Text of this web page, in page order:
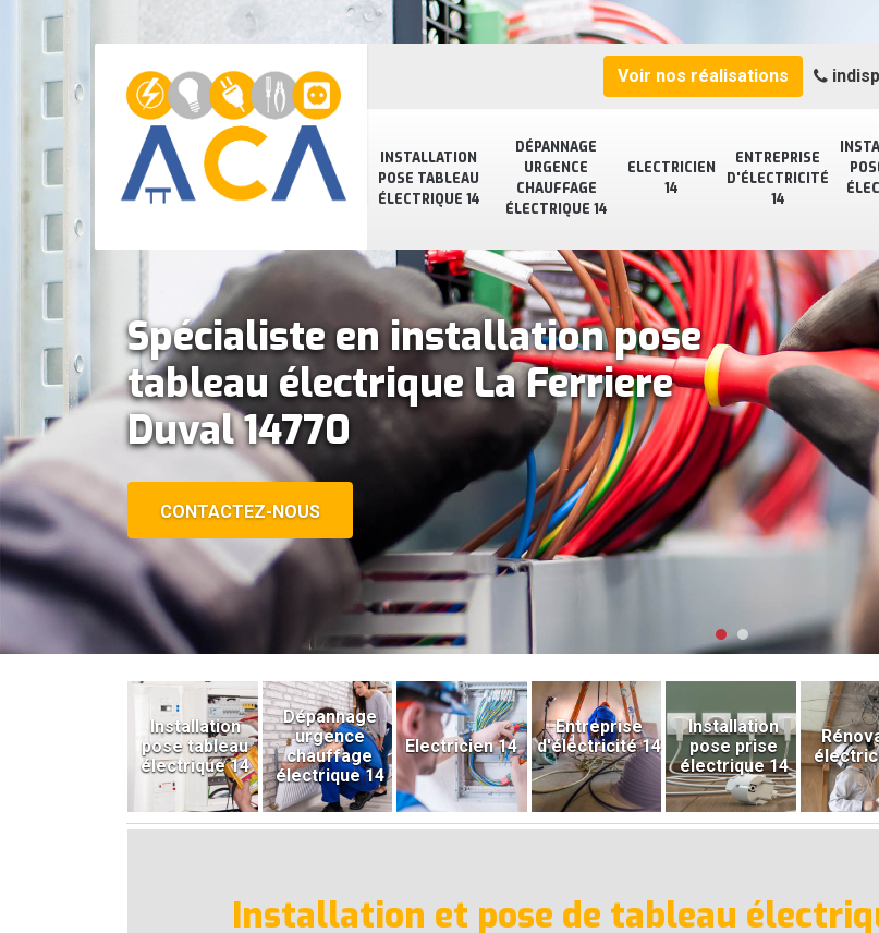
INSTALLATION
POSE TABLEAU
ÉLECTRIQUE 14
DÉPANNAGE
URGENCE
CHAUFFAGE
ÉLECTRIQUE 14
ELECTRICIEN
14
ENTREPRISE
D'ÉLECTRICITÉ
14
Voir nos réalisations
Spécialiste en installation pose
tableau électrique La Ferriere
Duval 14770
CONTACTEZ-NOUS
Installation
pose tableau
électrique 14
Dépannage
urgence
chauffage
électrique 14
Electricien 14
Entreprise
d'électricité 14
Installation
pose prise
électrique 14
Installation et pose de tableau